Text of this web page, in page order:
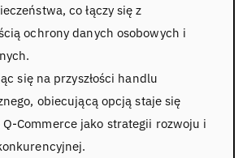
co łączy się z
ochrony danych osobowych i
się na przyszłości handlu
obiecującą opcją staje się
Commerce jako strategii rozwoju i